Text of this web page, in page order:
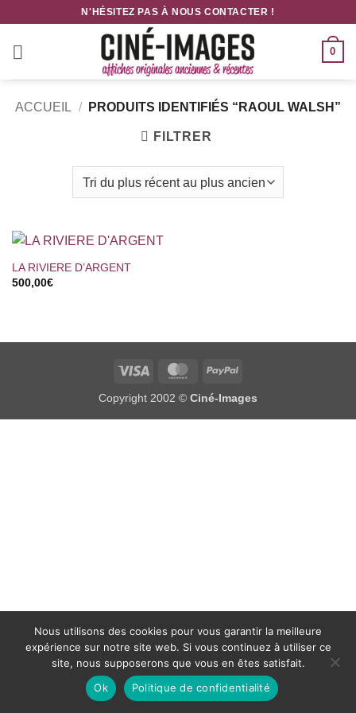
contenu
N'HÉSITEZ PAS À NOUS CONTACTER !
0
ACCUEIL / PRODUITS IDENTIFIÉS “RAOUL WALSH”
FILTRER
LA RIVIERE D’ARGENT
500,00€
Visa MasterCardPayPal
Copyright 2002 © Ciné-Images
Nous utilisons des cookies pour vous garantir la meilleure
expérience sur notre site web. Si vous continuez à utiliser ce
site, nous supposerons que vous en êtes satisfait.
Ok
Politique de confidentialité